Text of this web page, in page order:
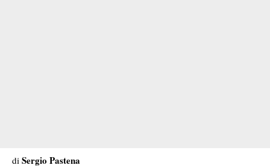
di Sergio Pastena